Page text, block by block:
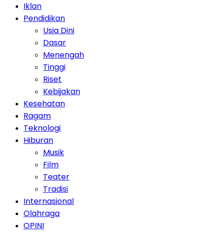
Iklan
Pendidikan
Usia Dini
Dasar
Menengah
Tinggi
Riset
Kebijakan
Kesehatan
Ragam
Teknologi
Hiburan
Musik
Film
Teater
Tradisi
Internasional
Olahraga
OPINI